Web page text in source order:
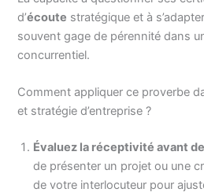
d’écoute stratégique et à
souvent gage de pérennité dans
concurrentiel.
Comment appliquer ce proverbe
et stratégie d’entreprise ?
Évaluez la réceptivité avant
de présenter un projet ou une
de votre interlocuteur pour